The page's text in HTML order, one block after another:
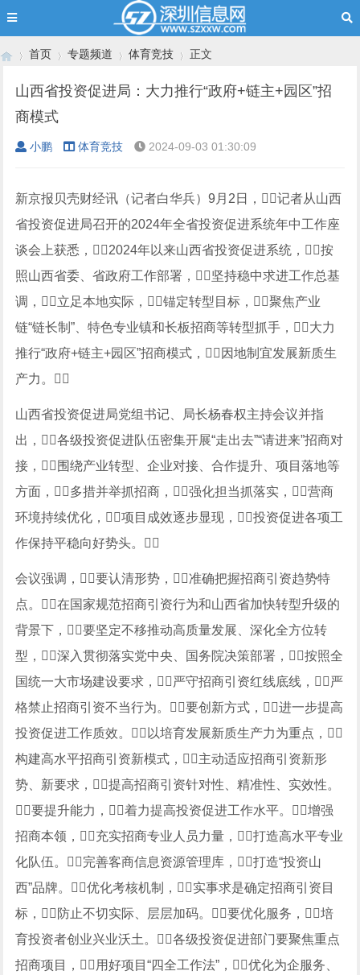
›
首页
›
专题频道 体育竞技 正文
山西省投资促进局：大力推行“政府+链主+园区”招
商模式
小鹏 体育竞技 2024-09-03 01:30:09
新京报贝壳财经讯（记者白华兵）9月2日，记者从山西
省投资促进局召开的2024年全省投资促进系统年中工作座
谈会上获悉，2024年以来山西省投资促进系统，按
照山西省委、省政府工作部署，坚持稳中求进工作总基
调，立足本地实际，锚定转型目标，聚焦产业
链“链长制”、特色专业镇和长板招商等转型抓手，大力
推行“政府+链主+园区”招商模式，因地制宜发展新质生
产力。
山西省投资促进局党组书记、局长杨春权主持会议并指
出，各级投资促进队伍密集开展“走出去”“请进来”招商对
接，围绕产业转型、企业对接、合作提升、项目落地等
方面，多措并举抓招商，强化担当抓落实，营商
环境持续优化，项目成效逐步显现，投资促进各项工
作保持平稳向好势头。
会议强调，要认清形势，准确把握招商引资趋势特
点。在国家规范招商引资行为和山西省加快转型升级的
背景下，要坚定不移推动高质量发展、深化全方位转
型，深入贯彻落实党中央、国务院决策部署，按照全
国统一大市场建设要求，严守招商引资红线底线，严
格禁止招商引资不当行为。要创新方式，进一步提高
投资促进工作质效。以培育发展新质生产力为重点，
构建高水平招商引资新模式，主动适应招商引资新形
势、新要求，提高招商引资针对性、精准性、实效性。
要提升能力，着力提高投资促进工作水平。增强
招商本领，充实招商专业人员力量，打造高水平专业
化队伍。完善客商信息资源管理库，打造“投资山
西”品牌。优化考核机制，实事求是确定招商引资目
标，防止不切实际、层层加码。要优化服务，培
育投资者创业兴业沃土。各级投资促进部门要聚焦重点
招商项目，用好项目“四全工作法”，优化为企服务、